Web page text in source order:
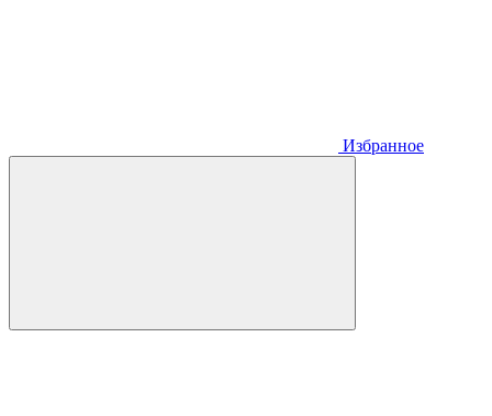
Избранное